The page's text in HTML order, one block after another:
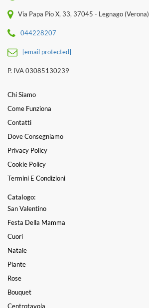
Via Papa Pio X, 33, 37045 - Legnago (Verona)
044228207
[email protected]
P. IVA 03085130239
Chi Siamo
Come Funziona
Contatti
Dove Consegniamo
Privacy Policy
Cookie Policy
Termini E Condizioni
Catalogo:
San Valentino
Festa Della Mamma
Cuori
Natale
Piante
Rose
Bouquet
Centrotavola